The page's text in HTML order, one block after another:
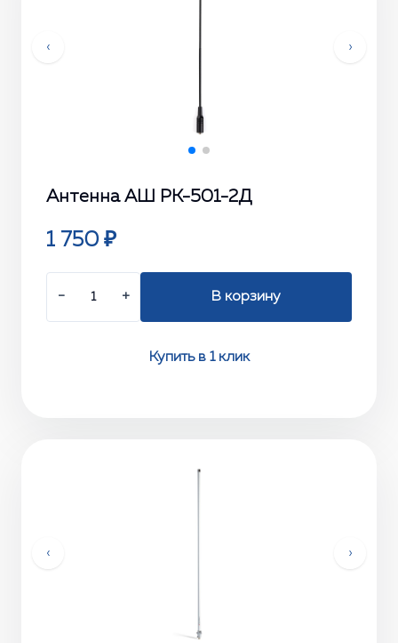
‹ ›
Антенна АШ РК-501-2Д
1 750 ₽
− + В корзину
Купить в 1 клик
‹ ›